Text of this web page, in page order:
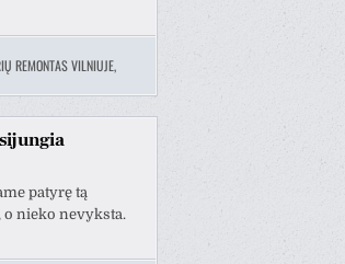
REMONTAS VILNIUJE,
patyrę tą
nieko nevyksta.